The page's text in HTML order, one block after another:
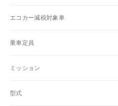
エコカー減税対象車
乗車定員
ミッション
型式